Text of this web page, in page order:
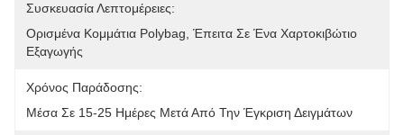
Συσκευασία Λεπτομέρειες:
Ορισμένα Κομμάτια Polybag, Έπειτα Σε Ένα Χαρτοκιβώτιο
Εξαγωγής
Χρόνος Παράδοσης:
Μέσα Σε 15-25 Ημέρες Μετά Από Την Έγκριση Δειγμάτων